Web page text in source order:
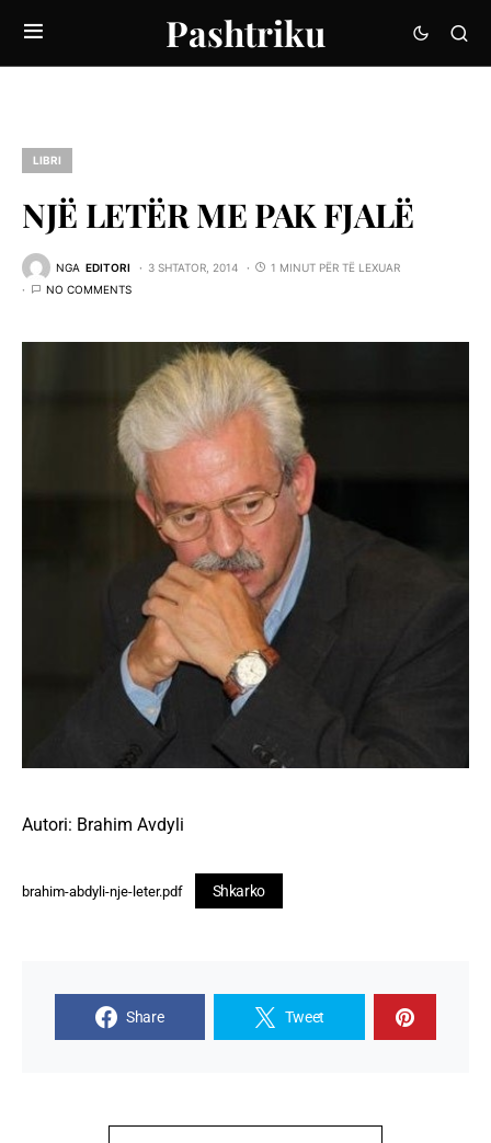
Pashtriku
LIBRI
NJË LETËR ME PAK FJALË
NGA EDITORI 3 SHTATOR, 2014
1 MINUT PËR TË LEXUAR
NO COMMENTS
Autori: Brahim Avdyli
brahim-abdyli-nje-leter.pdf Shkarko
Share Tweet